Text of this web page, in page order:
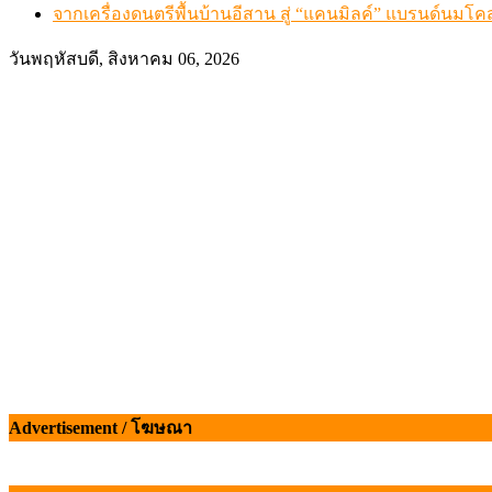
จากเครื่องดนตรีพื้นบ้านอีสาน สู่ “แคนมิลค์” แบรนด์นมโค
วันพฤหัสบดี, สิงหาคม 06, 2026
Advertisement / โฆษณา